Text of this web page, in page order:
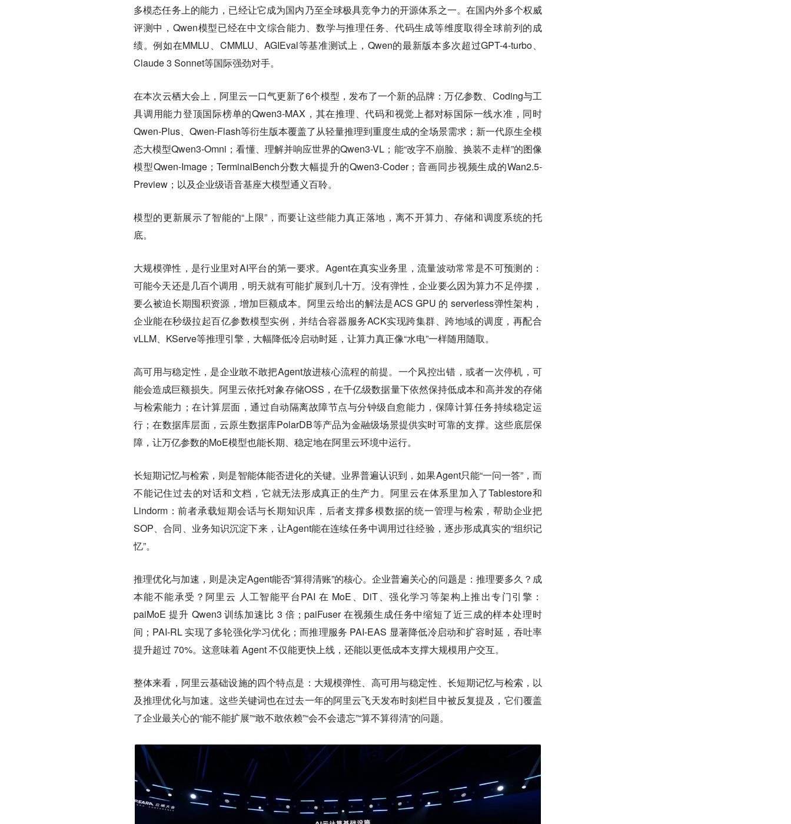
多模态任务上的能力，已经让它成为国内乃至全球极具竞争力的开源体系之一。在国内外多个权威
评测中，Qwen模型已经在中文综合能力、数学与推理任务、代码生成等维度取得全球前列的成
绩。例如在MMLU、CMMLU、AGIEval等基准测试上，Qwen的最新版本多次超过GPT-4-turbo、
Claude 3 Sonnet等国际强劲对手。
在本次云栖大会上，阿里云一口气更新了6个模型，发布了一个新的品牌：万亿参数、Coding与工
具调用能力登顶国际榜单的Qwen3-MAX，其在推理、代码和视觉上都对标国际一线水准，同时
Qwen-Plus、Qwen-Flash等衍生版本覆盖了从轻量推理到重度生成的全场景需求；新一代原生全模
态大模型Qwen3-Omni；看懂、理解并响应世界的Qwen3-VL；能“改字不崩脸、换装不走样”的图像
模型Qwen-Image；TerminalBench分数大幅提升的Qwen3-Coder；音画同步视频生成的Wan2.5-
Preview；以及企业级语音基座大模型通义百聆。
模型的更新展示了智能的“上限”，而要让这些能力真正落地，离不开算力、存储和调度系统的托
底。
大规模弹性，是行业里对AI平台的第一要求。Agent在真实业务里，流量波动常常是不可预测的：
可能今天还是几百个调用，明天就有可能扩展到几十万。没有弹性，企业要么因为算力不足停摆，
要么被迫长期囤积资源，增加巨额成本。阿里云给出的解法是ACS GPU 的 serverless弹性架构，
企业能在秒级拉起百亿参数模型实例，并结合容器服务ACK实现跨集群、跨地域的调度，再配合
vLLM、KServe等推理引擎，大幅降低冷启动时延，让算力真正像“水电”一样随用随取。
高可用与稳定性，是企业敢不敢把Agent放进核心流程的前提。一个风控出错，或者一次停机，可
能会造成巨额损失。阿里云依托对象存储OSS，在千亿级数据量下依然保持低成本和高并发的存储
与检索能力；在计算层面，通过自动隔离故障节点与分钟级自愈能力，保障计算任务持续稳定运
行；在数据库层面，云原生数据库PolarDB等产品为金融级场景提供实时可靠的支撑。这些底层保
障，让万亿参数的MoE模型也能长期、稳定地在阿里云环境中运行。
长短期记忆与检索，则是智能体能否进化的关键。业界普遍认识到，如果Agent只能“一问一答”，而
不能记住过去的对话和文档，它就无法形成真正的生产力。阿里云在体系里加入了Tablestore和
Lindorm：前者承载短期会话与长期知识库，后者支撑多模数据的统一管理与检索，帮助企业把
SOP、合同、业务知识沉淀下来，让Agent能在连续任务中调用过往经验，逐步形成真实的“组织记
忆”。
推理优化与加速，则是决定Agent能否“算得清账”的核心。企业普遍关心的问题是：推理要多久？成
本能不能承受？阿里云 人工智能平台PAI 在 MoE、DiT、强化学习等架构上推出专门引擎：
paiMoE 提升 Qwen3 训练加速比 3 倍；paiFuser 在视频生成任务中缩短了近三成的样本处理时
间；PAI-RL 实现了多轮强化学习优化；而推理服务 PAI-EAS 显著降低冷启动和扩容时延，吞吐率
提升超过 70%。这意味着 Agent 不仅能更快上线，还能以更低成本支撑大规模用户交互。
整体来看，阿里云基础设施的四个特点是：大规模弹性、高可用与稳定性、长短期记忆与检索，以
及推理优化与加速。这些关键词也在过去一年的阿里云飞天发布时刻栏目中被反复提及，它们覆盖
了企业最关心的“能不能扩展”“敢不敢依赖”“会不会遗忘”“算不算得清”的问题。